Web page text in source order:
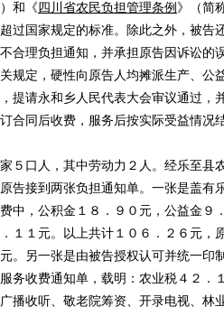
）和《 四川省农民负担管理条例 》（简
过国家规定的标准。除此之外，被告
合理负担通知，并承担原告因诉讼的
定，硬性向原告人均摊派生产、公益
提请永和乡人民代表大会审议通过，
合同后收费，服务后按实际受益情况
口人，其中劳动力２人。经乐至县
告接到两张负担通知单。一张是盖有
中，公积金１８．９０元，公益金９
１１元。以上共计１０６．２６元，
。另一张是由被告授权认可并统一印
务收费通知单，载明：农业税４２．
播收听、敬老院筹资、开录电视、林